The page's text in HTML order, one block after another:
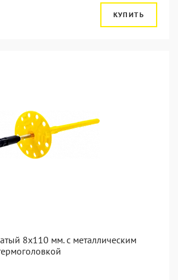
КУПИТЬ
8x110 мм. c металлическим